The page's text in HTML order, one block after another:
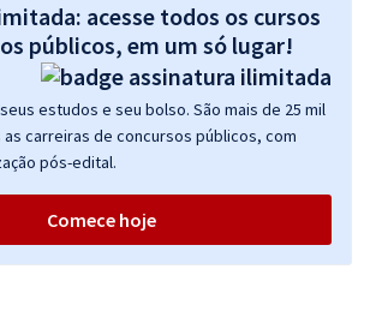
acesse todos os cursos
públicos, em um só lugar!
estudos e seu bolso. São mais de 25 mil
carreiras de concursos públicos, com
pós-edital.
Comece hoje